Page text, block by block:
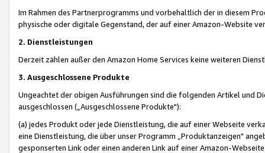
Im Rahmen des Partnerprogramms und vorbehaltlich der in diesem
physische oder digitale Gegenstand, der auf einer Amazon-Website
2. Dienstleistungen
Derzeit zählen außer den Amazon Home Services keine weiteren
3. Ausgeschlossene Produkte
Ungeachtet der obigen Ausführungen sind die folgenden Artikel und
ausgeschlossen („Ausgeschlossene Produkte"):
(a) jedes Produkt oder jede Dienstleistung, die auf einer Webseite
eine Dienstleistung, die über unser Programm „Produktanzeigen"
gesponserten Link oder einen anderen Link auf einer Amazon-